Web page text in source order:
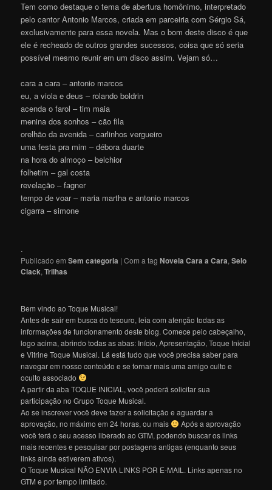
Tem como destaque o tema de abertura homônimo, interpretado
pelo cantor Antonio Marcos, criada em parceiria com Sérgio Sá,
exclusivamente para essa novela. Mas o bom deste disco é que
ele é recheado de outros grandes sucessos, coisa que só seria
possível mesmo reunir em um disco assim. Vejam só…
cara a cara – antonio marcos
eu, a viola e deus – rolando boldrin
acenda o farol – tim maia
menina dos sonhos – cão fila
orelhão da avenida – carlinhos vergueiro
uma festa pra mim – débora duarte
na hora do almoço – belchior
folhetim – gal costa
revelação – fagner
tempo de voar – maria martha e antonio marcos
cigarra – simone
.
Publicado em Sem categoria |Com a tagNovela Cara a Cara,Selo
Clack,Trilhas
Bem vindo ao Toque Musical!
Antes de sair em busca do tesouro, leia com atenção todas as
informações de funcionamento deste blog. Comece pelo cabeçalho,
logo acima, abrindo todas as abas: Início, Apresentação, Toque Inicial
e Vitrine Toque Musical. Lá está tudo que você precisa saber para
navegar em nosso conteúdo e se tornar mais uma amigo culto e
oculto associado
A partir da aba TOQUE INICIAL, você poderá solicitar sua
participação no Grupo Toque Musical.
Ao se inscrever você deve fazer a solicitação e aguardar a
aprovação, no máximo em 24 horas, ou mais
Após a aprovação
você terá o seu acesso liberado ao GTM, podendo buscar os links
mais recentes e pesquisar por postagens antigas (enquanto seus
links ainda estiverem ativos).
O Toque Musical NÃO ENVIA LINKS POR E-MAIL. Links apenas no
GTM e por tempo limitado.